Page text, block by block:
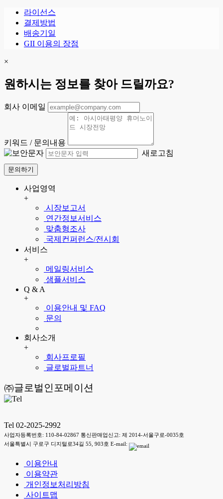
라이선스
결제방법
배송기일
GII 이용의 장점
×
원하시는 정보를 찾아 드릴까요?
회사 이메일
키워드 / 문의내용
새로고침
문의하기
사업영역
+
시장보고서
연간정보서비스
맞춤형조사
국제컨퍼런스/전시회
서비스
+
메일링서비스
샘플서비스
Q & A
+
이용안내 및 FAQ
문의
회사소개
+
회사프로필
글로벌파트너
㈜글로벌인포메이션
Tel 02-2025-2992
사업자등록번호: 110-84-02867 통신판매업신고: 제 2014-서울구로-0035호
서울특별시 구로구 디지털로34길 55, 903호 E-mail:
이용안내
이용약관
개인정보처리방침
사이트맵